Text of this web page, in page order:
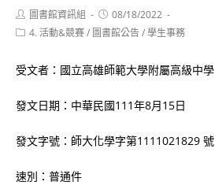
Post
author:
圖書館資訊組
Post
published:
08/18/2022
Post4. 活動&競賽/ 圖書館公告/學生事務
受文者：國立高雄師範大學附屬高級中學
發文日期：中華民國111年8月15日
發文字號：師大化學字第1111021829 號
速別：普通件